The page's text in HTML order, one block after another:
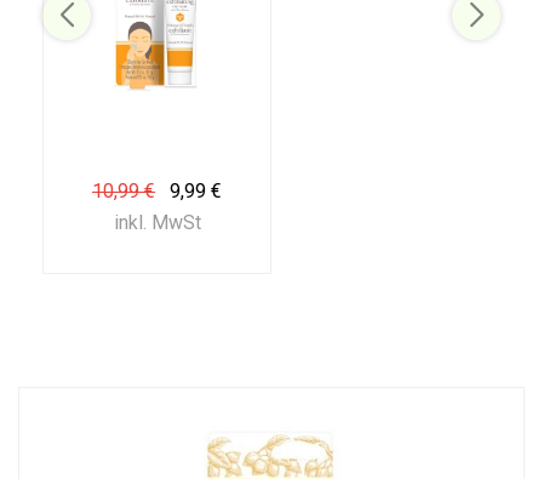
10,99 €
9,99 €
inkl. MwSt